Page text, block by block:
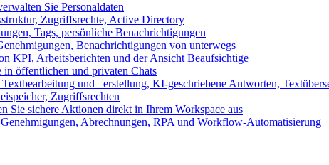
Sie Personaldaten
Zugriffsrechte, Active Directory
Tags, persönliche Benachrichtigungen
Benachrichtigungen von unterwegs
KPI, Arbeitsberichten und der Ansicht Beaufsichtige
öffentlichen und privaten Chats
und –erstellung, KI-geschriebene Antworten,
Zugriffsrechten
Sie sichere Aktionen direkt in Ihrem Workspace aus
Abrechnungen, RPA und Workflow-Automatisierung